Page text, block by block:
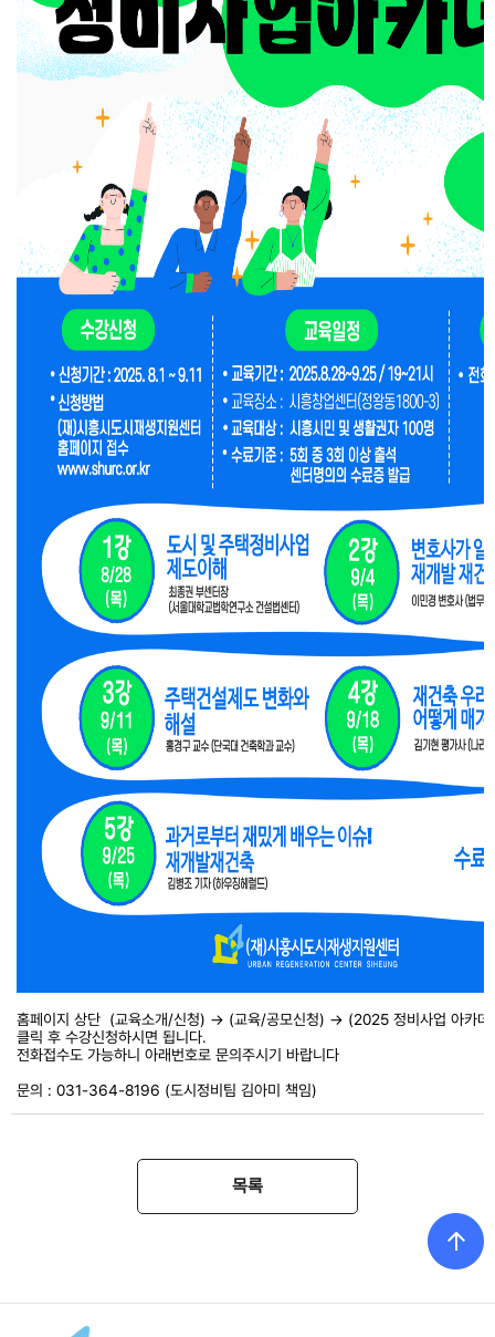
홈페이지 상단 (교육소개/신청) → (교육/공모신청) → (2025 정비사업 아카데
클릭 후 수강신청하시면 됩니다.
전화접수도 가능하니 아래번호로 문의주시기 바랍니다
문의 : 031-364-8196 (도시정비팀 김아미 책임)
목록